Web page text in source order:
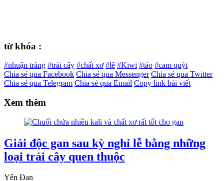
từ khóa :
#nhuận tràng #trái cây #chất xơ #lê #Kiwi #táo #cam quýt
Chia sẻ qua Facebook Chia sẻ qua Messenger Chia sẻ qua Twitter
Chia sẻ qua Telegram Chia sẻ qua Email Copy link bài viết
Xem thêm
Giải độc gan sau kỳ nghỉ lễ bằng những
loại trái cây quen thuộc
Yên Đan